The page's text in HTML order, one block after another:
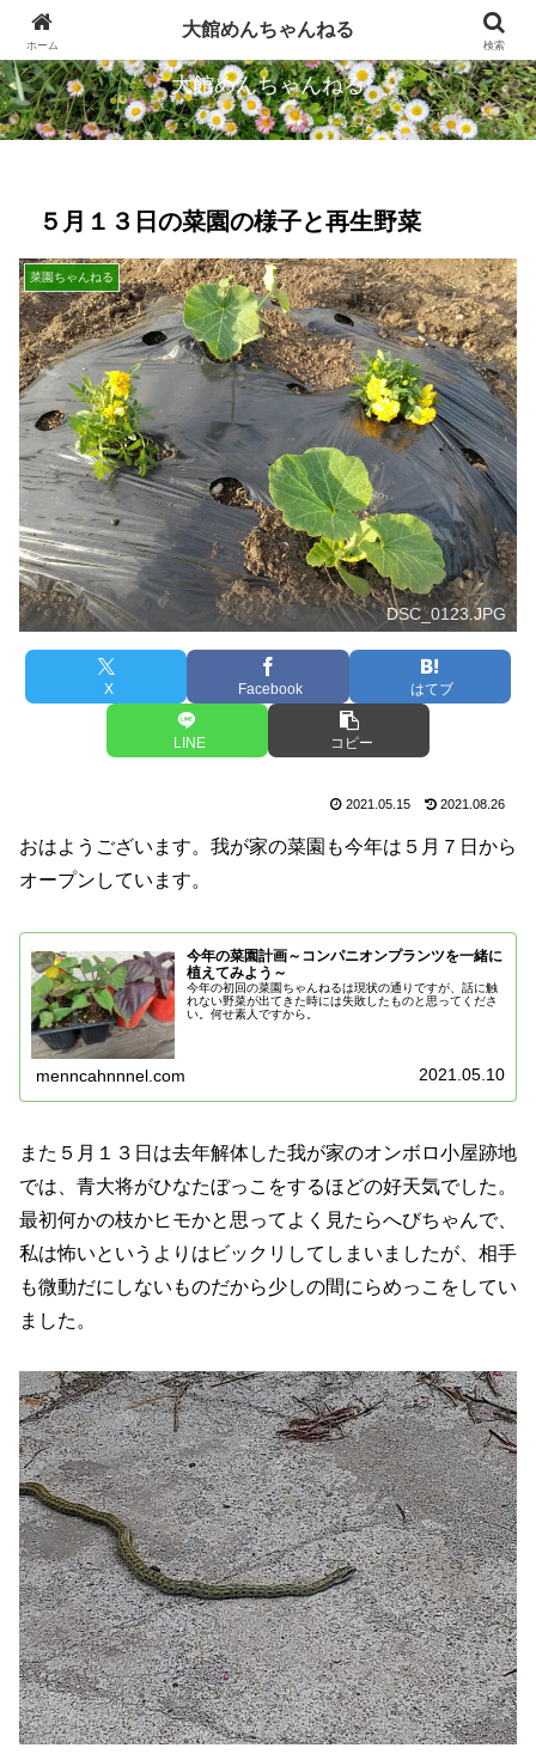
忠犬ハチ公のふるさとから発信します
大館めんちゃんねる
５月１３日の菜園の様子と再生野菜
菜園ちゃんねる
DSC_0123.JPG
X Facebook はてブ
LINE コピー
2021.05.15 2021.08.26
おはようございます。我が家の菜園も今年は５月７日から
オープンしています。
今年の菜園計画～コンパニオンプランツを一緒に
植えてみよう～
今年の初回の菜園ちゃんねるは現状の通りですが、話に触
れない野菜が出てきた時には失敗したものと思ってくださ
い。何せ素人ですから。
menncahnnnel.com 2021.05.10
また５月１３日は去年解体した我が家のオンボロ小屋跡地
では、青大将がひなたぼっこをするほどの好天気でした。
最初何かの枝かヒモかと思ってよく見たらへびちゃんで、
私は怖いというよりはビックリしてしまいましたが、相手
も微動だにしないものだから少しの間にらめっこをしてい
ました。
ホーム
大館めんちゃんねる
検索